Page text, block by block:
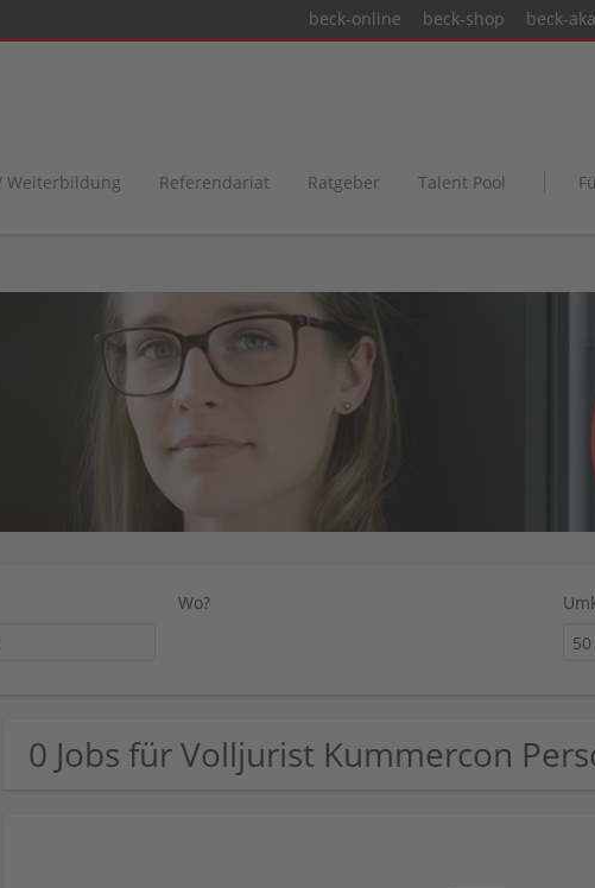
beck-online beck-shop beck-
Weiterbildung Referendariat Ratgeber Talent Pool
Wo?
0 Jobs für Volljurist Kummercon